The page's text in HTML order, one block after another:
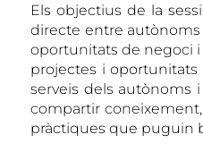
Els objectius de la
directe entre autònoms
oportunitats de negoci i
projectes i oportunitats
serveis dels autònoms
compartir coneixement,
pràctiques que puguin